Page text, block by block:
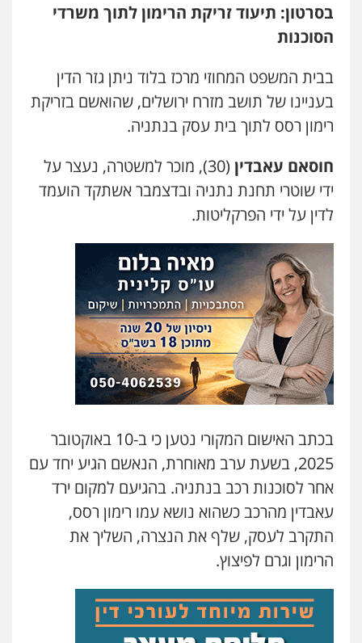
משרד עורכי דין טאי שרקי
פלילי פשיעה חמורה תעבורה
עו"ד שאדי נאטור
פלילי פשיעה חמורה
0509230800
גיל דביר – משרד עורכי דין
פלילי פשיעה כלכלית צווארון לבן
0506217771
סלימאן אבו שעירה – משרד עורכי דין
פלילי בטחוני צבאי נזיקין
פלילי פשע חמור תעבורה צבא מעצרים
וחקירות
0542255161
גל דהן – משרד עורך דין פלילי
וחקירות
0544723840
בסרטון: תיעוד זריקת הרימון לתוך משרדי
הסוכנות
בבית המשפט המחוזי מרכז בלוד ניתן גזר הדין
בעניינו של תושב מזרח ירושלים, שהואשם בזריקת
רימון רסס לתוך בית עסק בנתניה.
חוסאם עאבדין
(30), מוכר למשטרה, נעצר על
ידי שוטרי תחנת נתניה ובדצמבר אשתקד הועמד
לדין על ידי הפרקליטות.
בכתב האישום המקורי נטען כי ב-10 באוקטובר
2025, בשעת ערב מאוחרת, הנאשם הגיע יחד עם
אחר לסוכנות רכב בנתניה. בהגיעם למקום ירד
עאבדין מהרכב כשהוא נושא עמו רימון רסס,
התקרב לעסק, שלף את הנצרה, השליך את
הרימון וגרם לפיצוץ.